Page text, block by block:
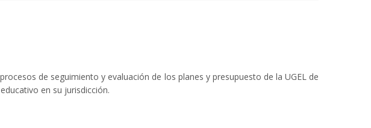
de seguimiento y evaluación de los planes y presupuesto de la UGEL de
en su jurisdicción.